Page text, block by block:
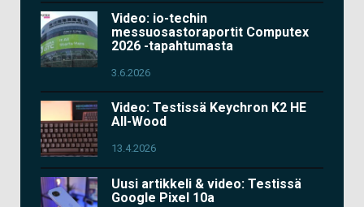
Video: io-techin
messuosastoraportit Computex
2026 -tapahtumasta
3.6.2026
Video: Testissä Keychron K2 HE
All-Wood
13.4.2026
Uusi artikkeli & video: Testissä
Google Pixel 10a